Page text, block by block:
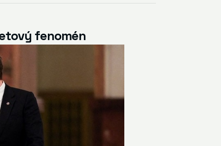
fenomén